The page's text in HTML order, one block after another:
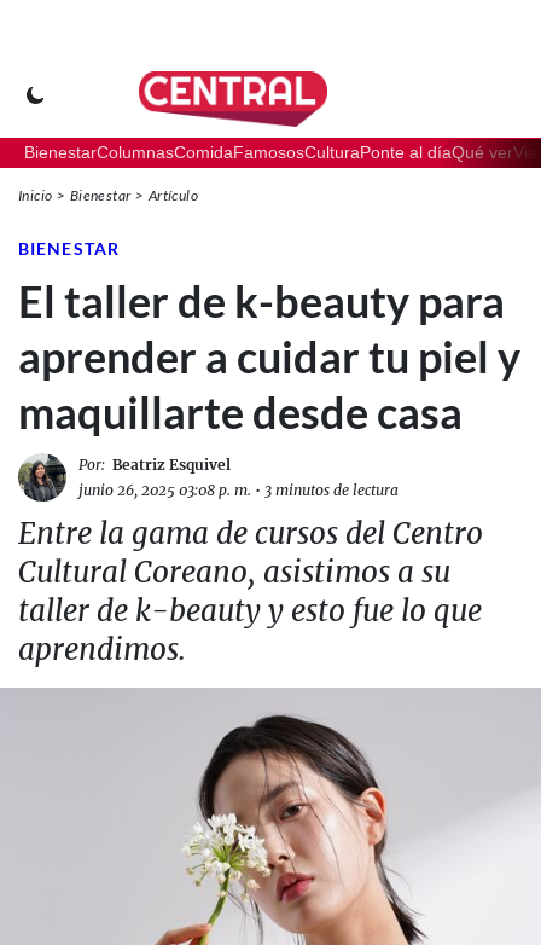
BienestarColumnasComidaFamososCulturaPonte al díaQué ver
Inicio Bienestar Artículo
BIENESTAR
El taller de k-beauty para
aprender a cuidar tu piel y
maquillarte desde casa
Por: Beatriz Esquivel
junio 26, 2025 03:08 p. m. • 3 minutos de lectura
Entre la gama de cursos del Centro
Cultural Coreano, asistimos a su
taller de k-beauty y esto fue lo que
aprendimos.